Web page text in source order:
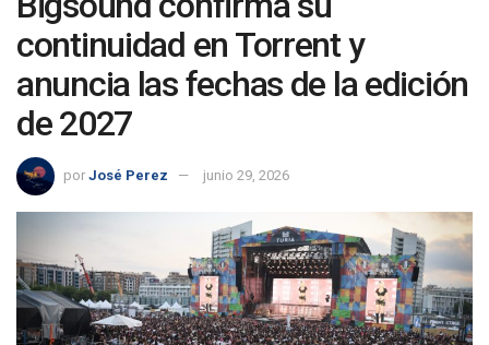
continuidad en Torrent y
anuncia las fechas de la edición
de 2027
por José Perez junio 29, 2026